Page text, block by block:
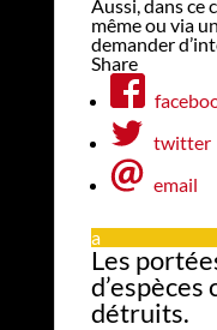
Aussi, dans ce
même ou via
demander
Share
twitter
email
a
Les
d’espèces
détruits.